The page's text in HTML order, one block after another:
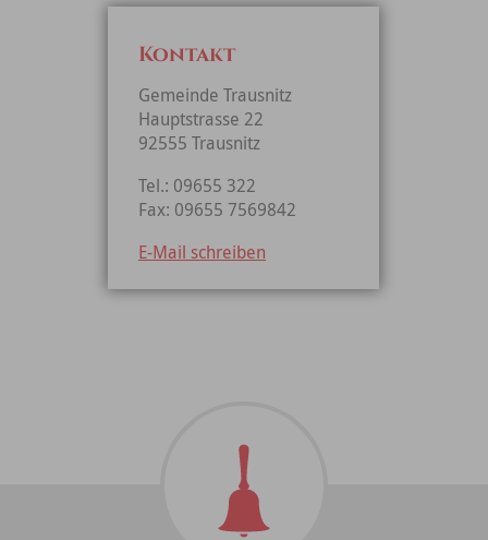
Kontakt
Gemeinde Trausnitz
Hauptstrasse 22
92555 Trausnitz
Tel.: 09655 322
Fax: 09655 7569842
E-Mail schreiben